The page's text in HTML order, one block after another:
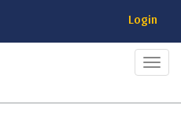
Login